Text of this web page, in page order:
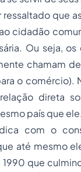
que
cidadão
Ou seja,
chamam
o comércio).
direta
país que
com o
até mesmo
que